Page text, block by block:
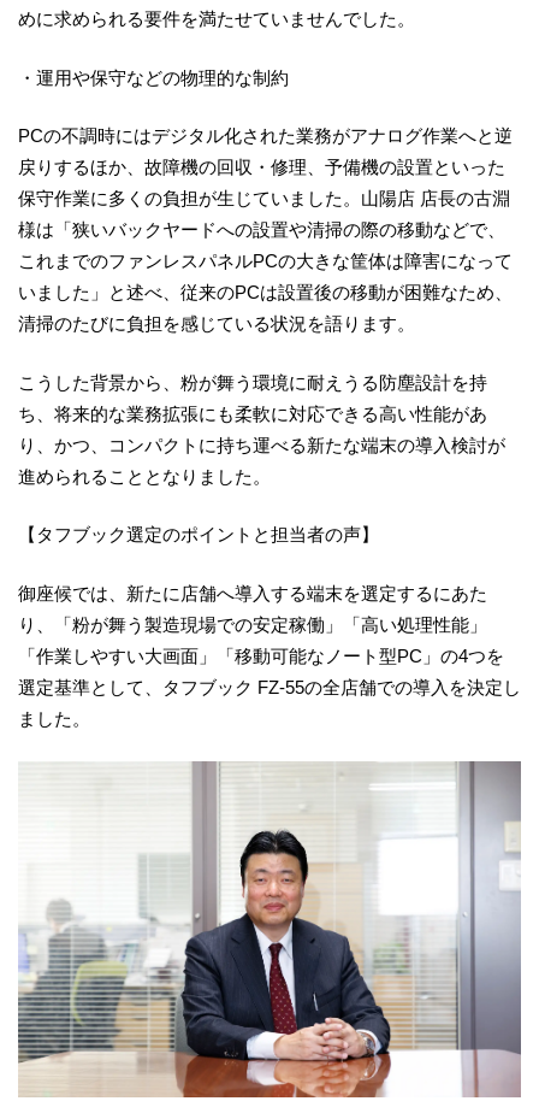
めに求められる要件を満たせていませんでした。
・運用や保守などの物理的な制約
PCの不調時にはデジタル化された業務がアナログ作業へと逆
戻りするほか、故障機の回収・修理、予備機の設置といった
保守作業に多くの負担が生じていました。山陽店 店長の古淵
様は「狭いバックヤードへの設置や清掃の際の移動などで、
これまでのファンレスパネルPCの大きな筐体は障害になって
いました」と述べ、従来のPCは設置後の移動が困難なため、
清掃のたびに負担を感じている状況を語ります。
こうした背景から、粉が舞う環境に耐えうる防塵設計を持
ち、将来的な業務拡張にも柔軟に対応できる高い性能があ
り、かつ、コンパクトに持ち運べる新たな端末の導入検討が
進められることとなりました。
【タフブック選定のポイントと担当者の声】
御座候では、新たに店舗へ導入する端末を選定するにあた
り、「粉が舞う製造現場での安定稼働」「高い処理性能」
「作業しやすい大画面」「移動可能なノート型PC」の4つを
選定基準として、タフブック FZ-55の全店舗での導入を決定し
ました。